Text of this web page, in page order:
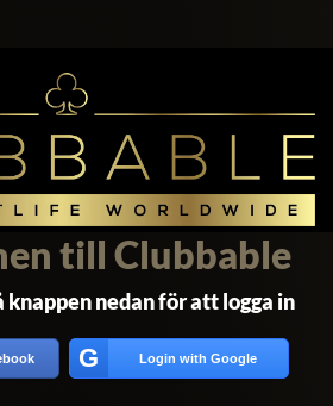
till Clubbable
nedan för att logga in
G Login with Google